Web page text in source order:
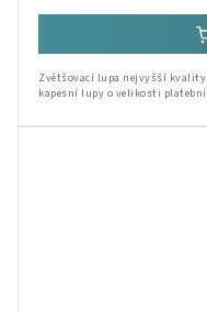
Zvětšovací lupa nejvyšší